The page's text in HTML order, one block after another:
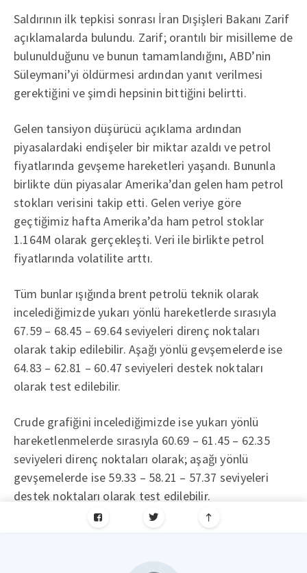
Saldırının ilk tepkisi sonrası İran Dışişleri Bakanı Zarif
açıklamalarda bulundu. Zarif; orantılı bir misilleme de
bulunulduğunu ve bunun tamamlandığını, ABD’nin
Süleymani’yi öldürmesi ardından yanıt verilmesi
gerektiğini ve şimdi hepsinin bittiğini belirtti.
Gelen tansiyon düşürücü açıklama ardından
piyasalardaki endişeler bir miktar azaldı ve petrol
fiyatlarında gevşeme hareketleri yaşandı. Bununla
birlikte dün piyasalar Amerika’dan gelen ham petrol
stokları verisini takip etti. Gelen veriye göre
geçtiğimiz hafta Amerika’da ham petrol stoklar
1.164M olarak gerçekleşti. Veri ile birlikte petrol
fiyatlarında volatilite arttı.
Tüm bunlar ışığında brent petrolü teknik olarak
incelediğimizde yukarı yönlü hareketlerde sırasıyla
67.59 – 68.45 – 69.64 seviyeleri direnç noktaları
olarak takip edilebilir. Aşağı yönlü gevşemelerde ise
64.83 – 62.81 – 60.47 seviyeleri destek noktaları
olarak test edilebilir.
Crude grafiğini incelediğimizde ise yukarı yönlü
hareketlenmelerde sırasıyla 60.69 – 61.45 – 62.35
seviyeleri direnç noktaları olarak; aşağı yönlü
gevşemelerde ise 59.33 – 58.21 – 57.37 seviyeleri
destek noktaları olarak test edilebilir.